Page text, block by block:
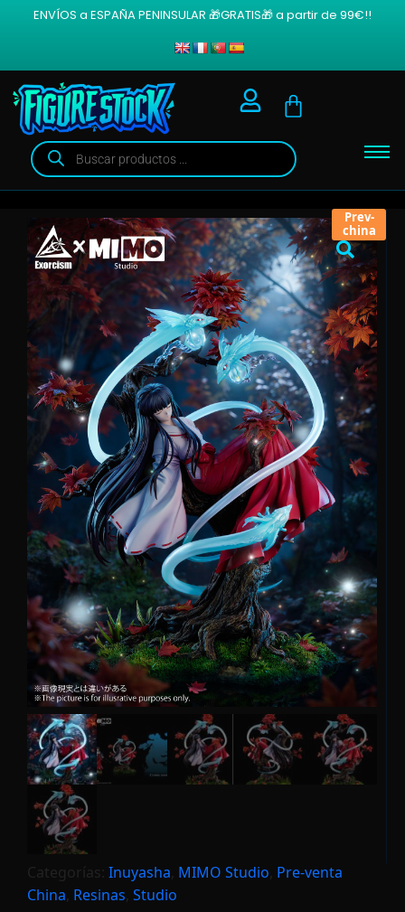
ENVÍOS a ESPAÑA PENINSULAR 🎁GRATIS🎁 a partir de 99€!!
Prev-
china
Categorías: Inuyasha MIMO Studio Pre-venta
China Resinas Studio